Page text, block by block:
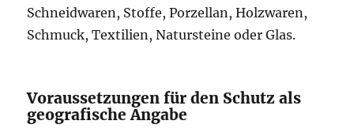
Schneidwaren, Stoffe, Porzellan, Holzwaren,
Schmuck, Textilien, Natursteine oder Glas.
Voraussetzungen für den Schutz als
geografische Angabe